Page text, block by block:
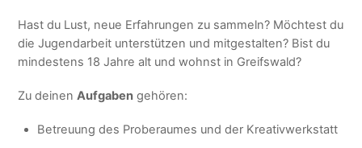
Hast du Lust, neue Erfahrungen zu sammeln? Möchtest du
die Jugendarbeit unterstützen und mitgestalten? Bist du
mindestens 18 Jahre alt und wohnst in Greifswald?
Zu deinenAufgaben gehören:
Betreuung des Proberaumes und der Kreativwerkstatt